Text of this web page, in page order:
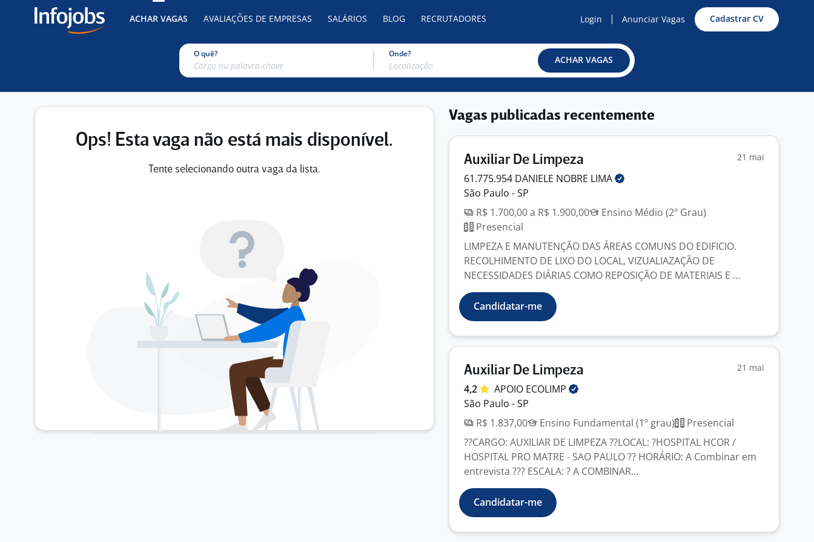
ACHAR VAGAS AVALIAÇÕES DE EMPRESAS SALÁRIOS BLOG RECRUTADORES Login Anunciar Vagas Cadastrar CV
O quê? Onde?
ACHAR VAGAS
Ops! Esta vaga não está mais disponível.
Tente selecionando outra vaga da lista.
Vagas publicadas recentemente
Auxiliar De Limpeza 21 mai
61.775.954 DANIELE NOBRE LIMA
São Paulo - SP
R$ 1.700,00 a R$ 1.900,00
Ensino Médio (2º Grau)
Presencial
LIMPEZA E MANUTENÇÃO DAS ÁREAS COMUNS DO EDIFICIO.
RECOLHIMENTO DE LIXO DO LOCAL, VIZUALIAZAÇÃO DE
NECESSIDADES DIÁRIAS COMO REPOSIÇÃO DE MATERIAIS E ...
Candidatar-me
Auxiliar De Limpeza 21 mai
4,2 APOIO ECOLIMP
São Paulo - SP
R$ 1.837,00
Ensino Fundamental (1º grau)
Presencial
??CARGO: AUXILIAR DE LIMPEZA ??LOCAL: ?HOSPITAL HCOR /
HOSPITAL PRO MATRE - SAO PAULO ?? HORÁRIO: A Combinar em
entrevista ??? ESCALA: ? A COMBINAR...
Candidatar-me